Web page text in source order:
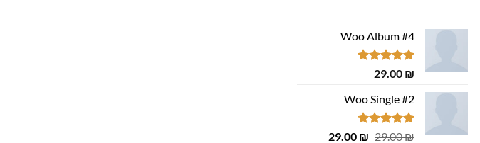
Woo Album #4
דורג5.00
29.00 ₪
Woo Single #2
דורג4.75
29.00₪
המחיר
29.00 ₪
המחיר